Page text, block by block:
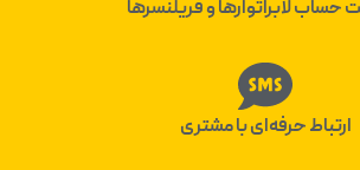
حساب لابراتوارها و فریلنسرها
ارتباط حرفه‌ای با مشتری